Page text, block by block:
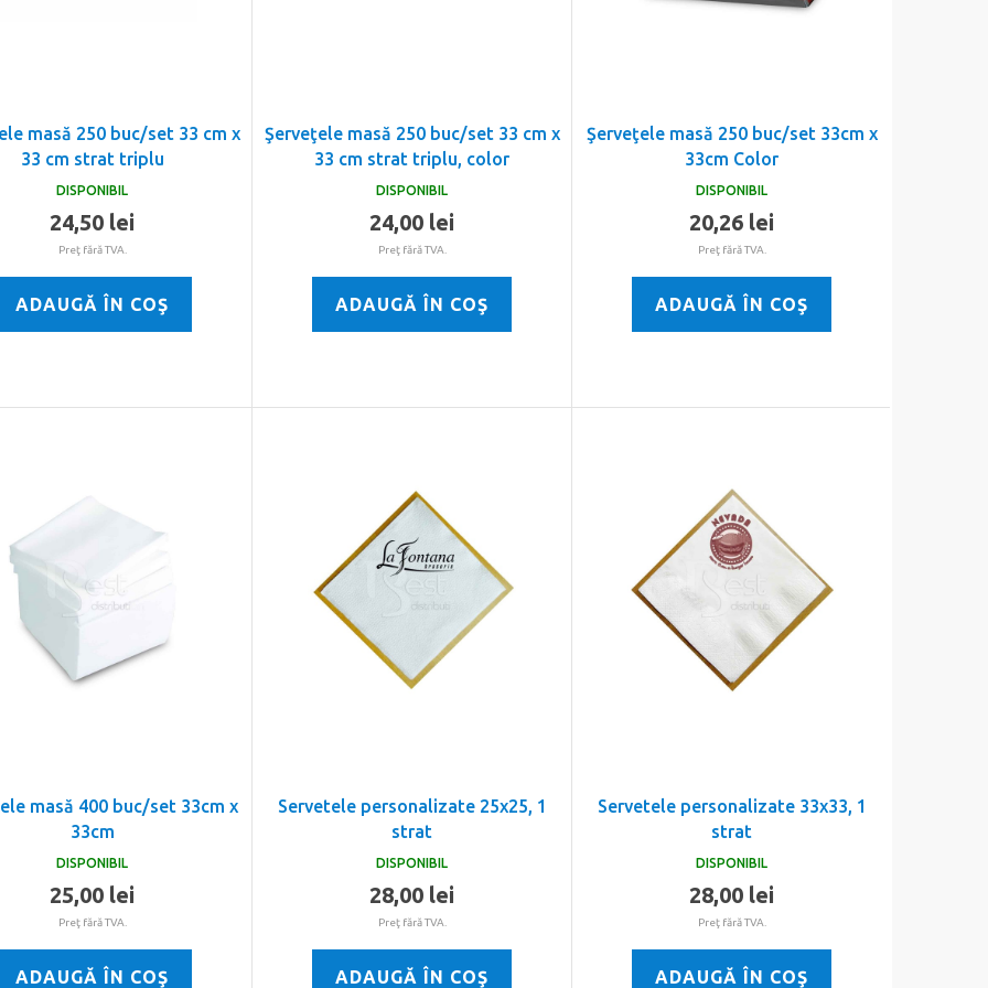
masă 250 buc/set 33 cm x
33 cm strat triplu
DISPONIBIL
24,50 lei
Preţ fără TVA.
ADAUGĂ ÎN COŞ
Şerveţele masă 250 buc/set 33 cm x
33 cm strat triplu, color
DISPONIBIL
24,00 lei
Preţ fără TVA.
ADAUGĂ ÎN COŞ
Şerveţele masă 250 buc/set 33cm x
33cm Color
DISPONIBIL
20,26 lei
Preţ fără TVA.
ADAUGĂ ÎN COŞ
masă 400 buc/set 33cm x
33cm
DISPONIBIL
25,00 lei
Preţ fără TVA.
ADAUGĂ ÎN COŞ
Servetele personalizate 25x25, 1
strat
DISPONIBIL
28,00 lei
Preţ fără TVA.
ADAUGĂ ÎN COŞ
Servetele personalizate 33x33, 1
strat
DISPONIBIL
28,00 lei
Preţ fără TVA.
ADAUGĂ ÎN COŞ